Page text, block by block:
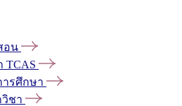
อน
TCAS
ารศึกษา
ชา